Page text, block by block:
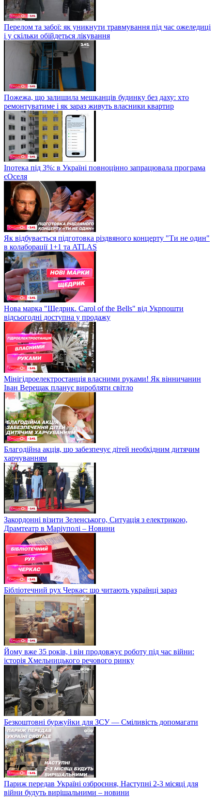
Перелом та забої: як уникнути травмування під час ожеледиці
і у скільки обійдеться лікування
Пожежа, що залишила мешканців будинку без даху: хто
ремонтуватиме і як зараз живуть власники квартир
Іпотека під 3%: в Україні повноцінно запрацювала програма
єОселя
Як відбувається підготовка різдвяного концерту "Ти не один"
в колаборації 1+1 та ATLAS
Нова марка "Щедрик. Carol of the Bells" від Укрпошти
відсьогодні доступна у продажу
Мінігідроелектростанція власними руками! Як вінничанин
Іван Верещак планує виробляти світло
Благодійна акція, що забезпечує дітей необхідним дитячим
харчуванням
Закордонні візити Зеленського, Ситуація з електрикою,
Драмтеатр в Маріуполі – Новини
Бібліотечний рух Черкас: що читають українці зараз
Йому вже 35 років, і він продовжує роботу під час війни:
історія Хмельницького речового ринку
Безкоштовні буржуйки для ЗСУ — Сміливість допомагати
Париж передав Україні озброєння, Наступні 2-3 місяці для
війни будуть вирішальними – новини